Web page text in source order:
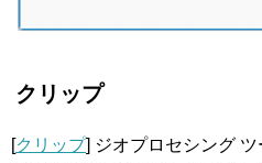
クリップ
[クリップ] ジオプロセシング